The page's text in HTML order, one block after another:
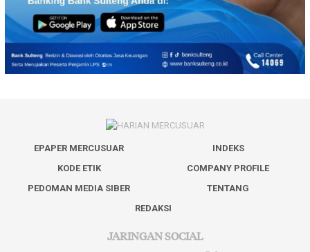
EPAPER MERCUSUAR
INDEKS
KODE ETIK
COMPANY PROFILE
PEDOMAN MEDIA SIBER
TENTANG
REDAKSI
JARINGAN SOCIAL